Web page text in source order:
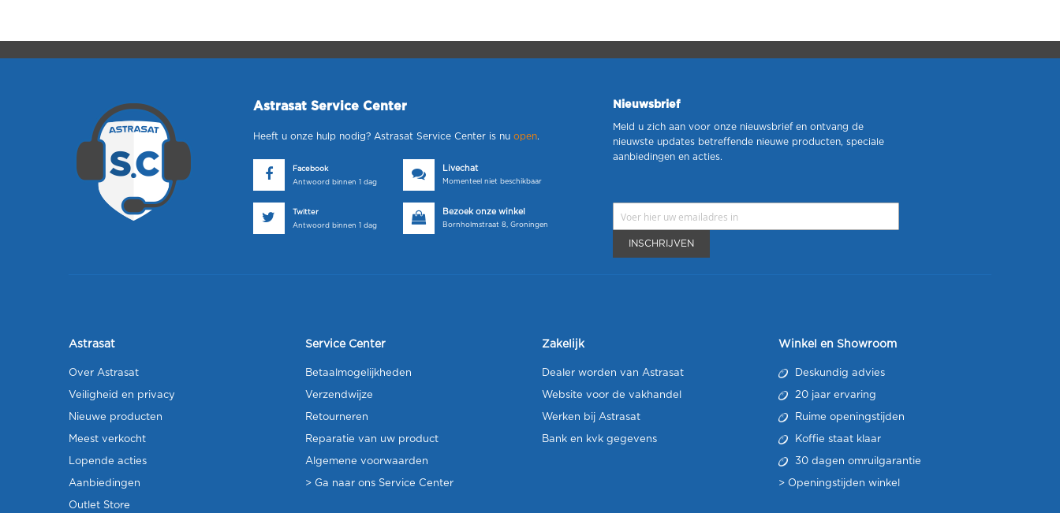
Astrasat Service Center
Heeft u onze hulp nodig? Astrasat Service Center is nu open.
Facebook
Antwoord binnen 1 dag
Livechat
Momenteel niet beschikbaar
Twitter
Antwoord binnen 1 dag
Bezoek onze winkel
Bornholmstraat 8, Groningen
Nieuwsbrief
Meld u zich aan voor onze nieuwsbrief en ontvang de
nieuwste updates betreffende nieuwe producten, speciale
aanbiedingen en acties.
INSCHRIJVEN
Astrasat
Over Astrasat
Veiligheid en privacy
Nieuwe producten
Meest verkocht
Lopende acties
Aanbiedingen
Outlet Store
Service Center
Betaalmogelijkheden
Verzendwijze
Retourneren
Reparatie van uw product
Algemene voorwaarden
> Ga naar ons Service Center
Zakelijk
Dealer worden van Astrasat
Website voor de vakhandel
Werken bij Astrasat
Bank en kvk gegevens
Winkel en Showroom
Deskundig advies
20 jaar ervaring
Ruime openingstijden
Koffie staat klaar
30 dagen omruilgarantie
> Openingstijden winkel